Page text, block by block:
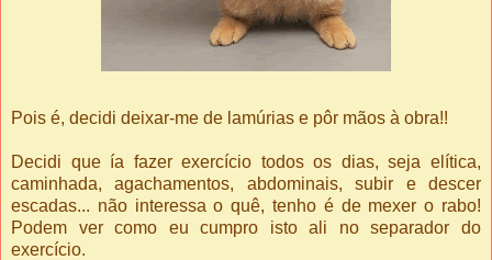
Pois é, decidi deixar-me de lamúrias e pôr mãos à obra!!
Decidi que ía fazer exercício todos os dias, seja elítica,
caminhada, agachamentos, abdominais, subir e descer
escadas... não interessa o quê, tenho é de mexer o rabo!
Podem ver como eu cumpro isto ali no separador do
exercício.